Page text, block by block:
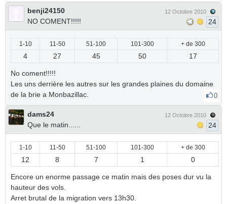
benji24150
NO COMENT!!!!!
12 Octobre 2010
24
1-10 11-50 51-100 101-300 + de 300
4 27 45 50 17
No coment!!!!!
Les uns derrière les autres sur les grandes plaines du domaine
de la brie a Monbazillac.
0
dams24
Que le matin......
12 Octobre 2010
24
1-10 11-50 51-100 101-300 + de 300
12 8 7 1 0
Encore un enorme passage ce matin mais des poses dur vu la
hauteur des vols.
Arret brutal de la migration vers 13h30.